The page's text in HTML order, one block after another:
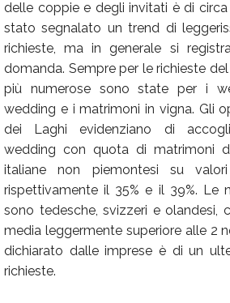
delle coppie e degli invitati è di
stato segnalato un trend di
richieste, ma in generale si
domanda. Sempre per le richieste
più numerose sono state per i
wedding e i matrimoni in vigna. Gli
dei Laghi evidenziano di
wedding con quota di matrimoni
italiane non piemontesi su
rispettivamente il 35% e il 39%. Le
sono tedesche, svizzeri e olandesi,
media leggermente superiore alle 2
dichiarato dalle imprese è di un
richieste.